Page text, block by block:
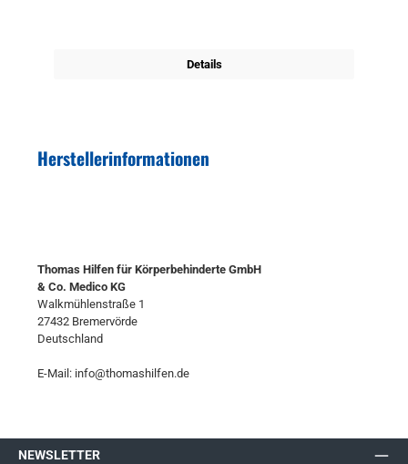
Details
Herstellerinformationen
Thomas Hilfen für Körperbehinderte GmbH
& Co. Medico KG
Walkmühlenstraße 1
27432 Bremervörde
Deutschland
E-Mail: info@thomashilfen.de
NEWSLETTER